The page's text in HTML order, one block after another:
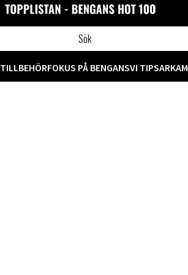
TILLBEHÖRFOKUS PÅ BENGANSVI TIPSAR